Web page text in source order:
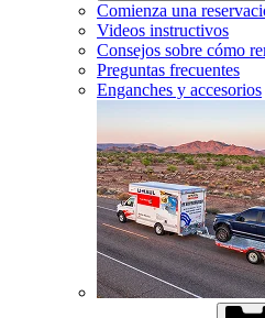
Comienza una
Videos instructivos
Consejos sobre cómo
Preguntas frecuentes
Enganches y accesorios